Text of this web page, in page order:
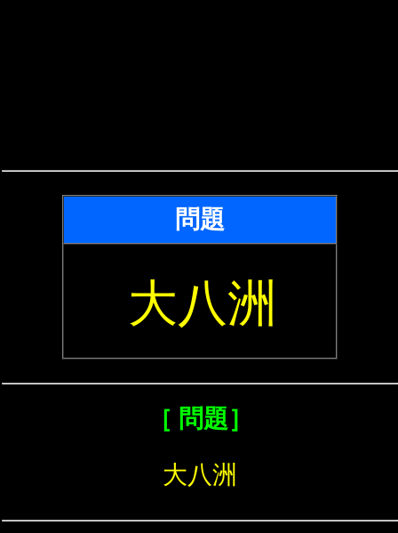
問題
大八洲
［ 問題］
大八洲